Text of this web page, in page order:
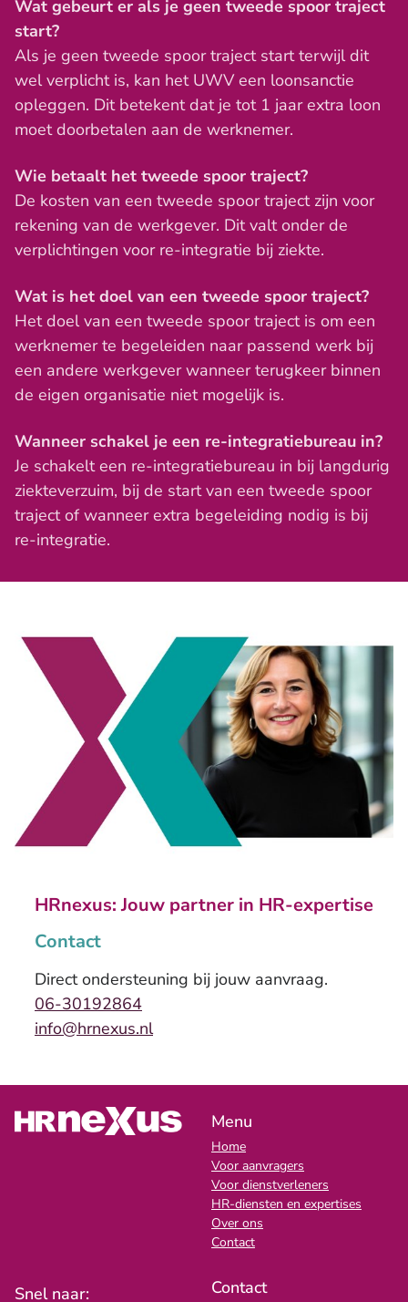
Wat gebeurt er als je geen tweede spoor traject
start?
Als je geen tweede spoor traject start terwijl dit
wel verplicht is, kan het UWV een loonsanctie
opleggen. Dit betekent dat je tot 1 jaar extra loon
moet doorbetalen aan de werknemer.
Wie betaalt het tweede spoor traject?
De kosten van een tweede spoor traject zijn voor
rekening van de werkgever. Dit valt onder de
verplichtingen voor re-integratie bij ziekte.
Wat is het doel van een tweede spoor traject?
Het doel van een tweede spoor traject is om een
werknemer te begeleiden naar passend werk bij
een andere werkgever wanneer terugkeer binnen
de eigen organisatie niet mogelijk is.
Wanneer schakel je een re-integratiebureau in?
Je schakelt een re-integratiebureau in bij langdurig
ziekteverzuim, bij de start van een tweede spoor
traject of wanneer extra begeleiding nodig is bij
re-integratie.
HRnexus: Jouw partner in HR-expertise
Contact
Direct ondersteuning bij jouw aanvraag.
06-30192864
info@hrnexus.nl
Menu
Home
Voor aanvragers
Voor dienstverleners
HR-diensten en expertises
Over ons
Contact
Snel naar: Contact